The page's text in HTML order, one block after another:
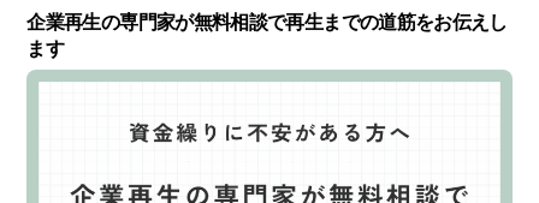
企業再生の専門家が無料相談で再生までの道筋をお伝えし
ます